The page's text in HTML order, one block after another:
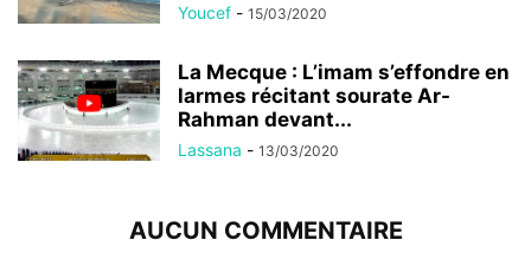
Youcef - 15/03/2020
La Mecque : L’imam s’effondre en
larmes récitant sourate Ar-
Rahman devant...
Lassana - 13/03/2020
AUCUN COMMENTAIRE